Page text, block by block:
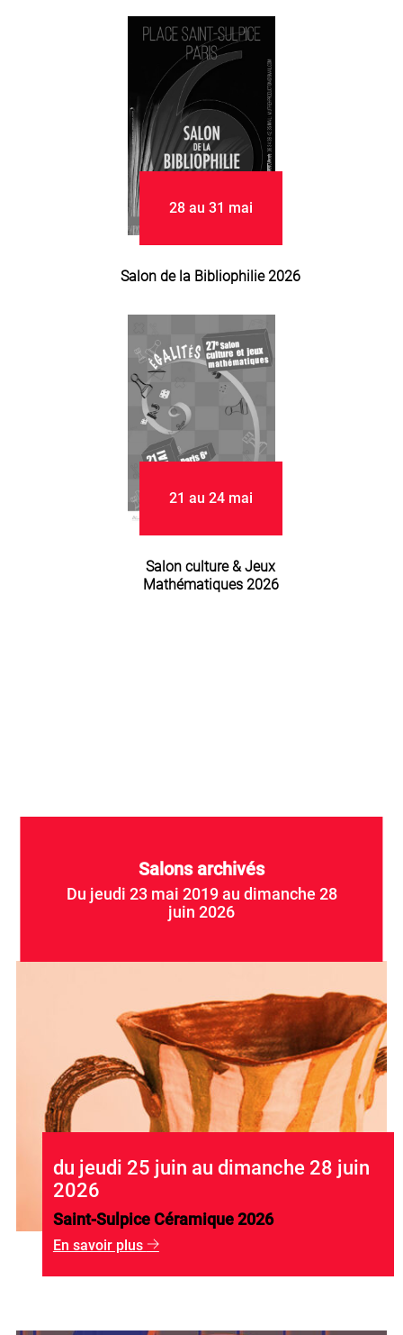
28 au 31 mai
Salon de la Bibliophilie 2026
21 au 24 mai
Salon culture & Jeux
Mathématiques 2026
Salons archivés
Du jeudi 23 mai 2019 au dimanche 28
juin 2026
du jeudi 25 juin au dimanche 28 juin
2026
Saint-Sulpice Céramique 2026
En savoir plus g